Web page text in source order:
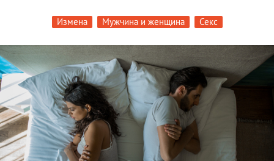
Измена Мужчина и женщина Секс